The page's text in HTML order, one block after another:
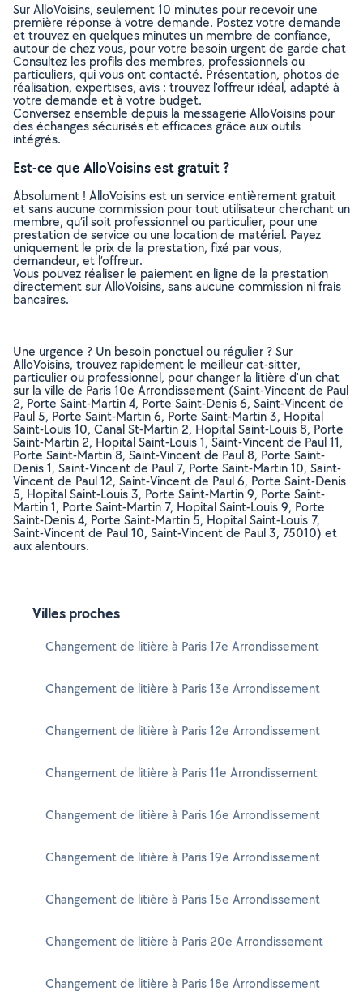
Sur AlloVoisins, seulement 10 minutes pour recevoir une
première réponse à votre demande. Postez votre demande
et trouvez en quelques minutes un membre de confiance,
autour de chez vous, pour votre besoin urgent de garde chat
Consultez les profils des membres, professionnels ou
particuliers, qui vous ont contacté. Présentation, photos de
réalisation, expertises, avis : trouvez l'offreur idéal, adapté à
votre demande et à votre budget.
Conversez ensemble depuis la messagerie AlloVoisins pour
des échanges sécurisés et efficaces grâce aux outils
intégrés.
Est-ce que AlloVoisins est gratuit ?
Absolument ! AlloVoisins est un service entièrement gratuit
et sans aucune commission pour tout utilisateur cherchant un
membre, qu’il soit professionnel ou particulier, pour une
prestation de service ou une location de matériel. Payez
uniquement le prix de la prestation, fixé par vous,
demandeur, et l’offreur.
Vous pouvez réaliser le paiement en ligne de la prestation
directement sur AlloVoisins, sans aucune commission ni frais
bancaires.
Une urgence ? Un besoin ponctuel ou régulier ? Sur
AlloVoisins, trouvez rapidement le meilleur cat-sitter,
particulier ou professionnel, pour changer la litière d'un chat
sur la ville de Paris 10e Arrondissement (Saint-Vincent de Paul
2, Porte Saint-Martin 4, Porte Saint-Denis 6, Saint-Vincent de
Paul 5, Porte Saint-Martin 6, Porte Saint-Martin 3, Hopital
Saint-Louis 10, Canal St-Martin 2, Hopital Saint-Louis 8, Porte
Saint-Martin 2, Hopital Saint-Louis 1, Saint-Vincent de Paul 11,
Porte Saint-Martin 8, Saint-Vincent de Paul 8, Porte Saint-
Denis 1, Saint-Vincent de Paul 7, Porte Saint-Martin 10, Saint-
Vincent de Paul 12, Saint-Vincent de Paul 6, Porte Saint-Denis
5, Hopital Saint-Louis 3, Porte Saint-Martin 9, Porte Saint-
Martin 1, Porte Saint-Martin 7, Hopital Saint-Louis 9, Porte
Saint-Denis 4, Porte Saint-Martin 5, Hopital Saint-Louis 7,
Saint-Vincent de Paul 10, Saint-Vincent de Paul 3, 75010) et
aux alentours.
Villes proches
Changement de litière à Paris 17e Arrondissement
Changement de litière à Paris 13e Arrondissement
Changement de litière à Paris 12e Arrondissement
Changement de litière à Paris 11e Arrondissement
Changement de litière à Paris 16e Arrondissement
Changement de litière à Paris 19e Arrondissement
Changement de litière à Paris 15e Arrondissement
Changement de litière à Paris 20e Arrondissement
Changement de litière à Paris 18e Arrondissement